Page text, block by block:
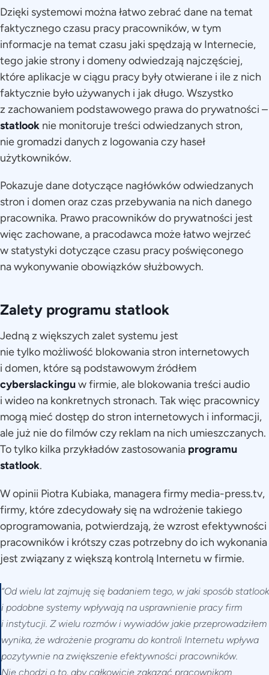
Dzięki systemowi można łatwo zebrać dane na temat
faktycznego czasu pracy pracowników, w tym
informacje na temat czasu jaki spędzają w Internecie,
tego jakie strony i domeny odwiedzają najczęściej,
które aplikacje w ciągu pracy były otwierane i ile z nich
faktycznie było używanych i jak długo. Wszystko
z zachowaniem podstawowego prawa do prywatności –
statlook nie monitoruje treści odwiedzanych stron,
nie gromadzi danych z logowania czy haseł
użytkowników.
Pokazuje dane dotyczące nagłówków odwiedzanych
stron i domen oraz czas przebywania na nich danego
pracownika. Prawo pracowników do prywatności jest
więc zachowane, a pracodawca może łatwo wejrzeć
w statystyki dotyczące czasu pracy poświęconego
na wykonywanie obowiązków służbowych.
Zalety programu statlook
Jedną z większych zalet systemu jest
nie tylko możliwość blokowania stron internetowych
i domen, które są podstawowym źródłem
cyberslackinguw firmie, ale blokowania treści audio
i wideo na konkretnych stronach. Tak więc pracownicy
mogą mieć dostęp do stron internetowych i informacji,
ale już nie do filmów czy reklam na nich umieszczanych.
To tylko kilka przykładów zastosowania programu
statlook.
W opinii Piotra Kubiaka, managera firmy media-press.tv,
firmy, które zdecydowały się na wdrożenie takiego
oprogramowania, potwierdzają, że wzrost efektywności
pracowników i krótszy czas potrzebny do ich wykonania
jest związany z większą kontrolą Internetu w firmie.
“Od wielu lat zajmuję się badaniem tego, w jaki sposób statlook
i podobne systemy wpływają na usprawnienie pracy firm
i instytucji. Z wielu rozmów i wywiadów jakie przeprowadziłem
wynika, że wdrożenie programu do kontroli Internetu wpływa
pozytywnie na zwiększenie efektywności pracowników.
Nie chodzi o to, aby całkowicie zakazać pracownikom